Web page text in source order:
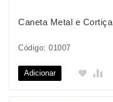
Caneta Metal e Cortiça
Código: 01007
Adicionar